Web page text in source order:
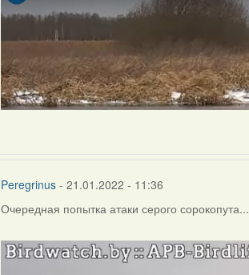
Peregrinus - 21.01.2022 - 11:36
Очередная попытка атаки серого сорокопута...